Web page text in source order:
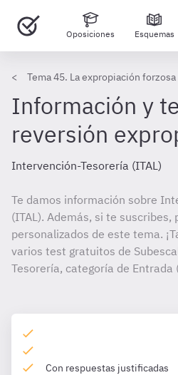
Oposiciones Esquemas
Tema 45. La expropiación forzosa
Información y
reversión
Intervención-Tesorería (ITAL)
Te damos información sobre
(ITAL). Además, si te
personalizados de este tema.
varios test gratuitos de
Tesorería, categoría de Entrada
Con respuestas justificadas